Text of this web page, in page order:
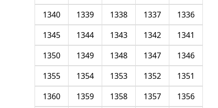
1336
1337
1338
1339
1340
1341
1342
1343
1344
1345
1346
1347
1348
1349
1350
1351
1352
1353
1354
1355
1356
1357
1358
1359
1360